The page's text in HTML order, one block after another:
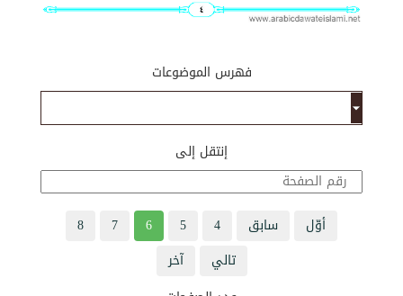
فهرس الموضوعات
إنتقل إلى
أوّل سابق 4
5
6
7
8
تالي
آخر